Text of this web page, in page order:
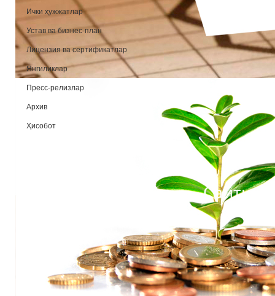
Ички ҳужжатлар
Устав ва бизнес-план
Лицензия ва сертификатлар
Янгиликлар
Пресс-релизлар
Архив
Ҳисобот